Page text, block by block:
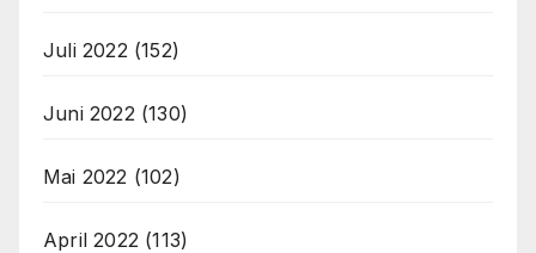
Juli 2022 (152)
Juni 2022 (130)
Mai 2022 (102)
April 2022 (113)